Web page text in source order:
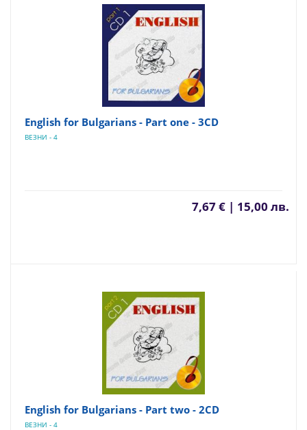
English for Bulgarians - Part one - 3CD
ВЕЗНИ - 4
7,67 € | 15,00 лв.
English for Bulgarians - Part two - 2CD
ВЕЗНИ - 4